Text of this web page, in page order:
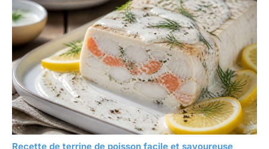
Recette de terrine de poisson facile et savoureuse